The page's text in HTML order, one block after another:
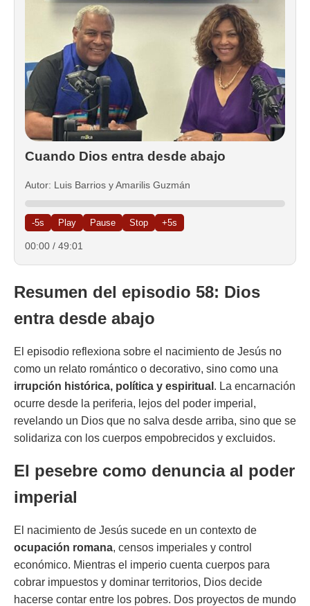
Cuando Dios entra desde abajo
Autor: Luis Barrios y Amarilis Guzmán
-5s Play Pause Stop +5s
00:00 / 49:01
Resumen del episodio 58: Dios
entra desde abajo
El episodio reflexiona sobre el nacimiento de Jesús no
como un relato romántico o decorativo, sino como una
irrupción histórica, política y espiritual . La encarnación
ocurre desde la periferia, lejos del poder imperial,
revelando un Dios que no salva desde arriba, sino que se
solidariza con los cuerpos empobrecidos y excluidos.
El pesebre como denuncia al poder
imperial
El nacimiento de Jesús sucede en un contexto de
ocupación romana, censos imperiales y control
económico. Mientras el imperio cuenta cuerpos para
cobrar impuestos y dominar territorios, Dios decide
hacerse contar entre los pobres. Dos proyectos de mundo